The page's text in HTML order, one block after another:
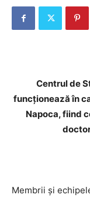
Centrul de
funcționează în
Napoca, fiind
Membrii și